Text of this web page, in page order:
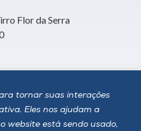
tornar suas interações
Eles nos ajudam a
website está sendo usado,
Flor da Serra